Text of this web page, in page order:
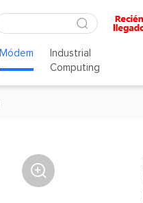
Módem
Industrial
Computing
